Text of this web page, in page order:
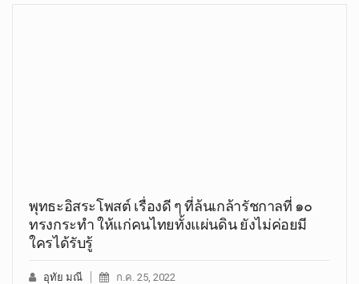
พุทธะอิสระโพสต์ เรื่องดี ๆ ที่ล้นเกล้ารัชกาลที่ ๑๐
ทรงกระทำ ให้แก่คนไทยทั้งแผ่นดิน ยังไม่ค่อยมี
ใครได้รับรู้
อุทัย มณี ก.ค. 25, 2022